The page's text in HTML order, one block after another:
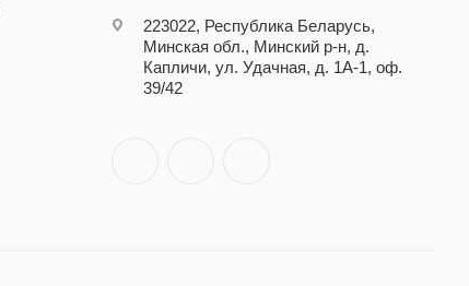
223022, Республика Беларусь,
Минская обл., Минский р-н, д.
Капличи, ул. Удачная, д. 1А-1, оф.
39/42